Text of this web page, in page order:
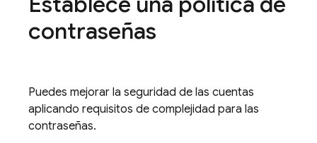
contraseñas
Puedes mejorar la seguridad de las cuentas
aplicando requisitos de complejidad para las
contraseñas.